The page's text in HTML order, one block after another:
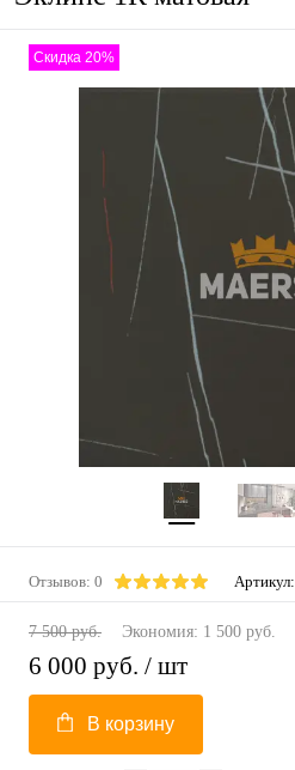
Скидка 20%
Отзывов: 0 Артикул:
7 500 руб. Экономия: 1 500 руб.
6 000 руб. / шт
В корзину